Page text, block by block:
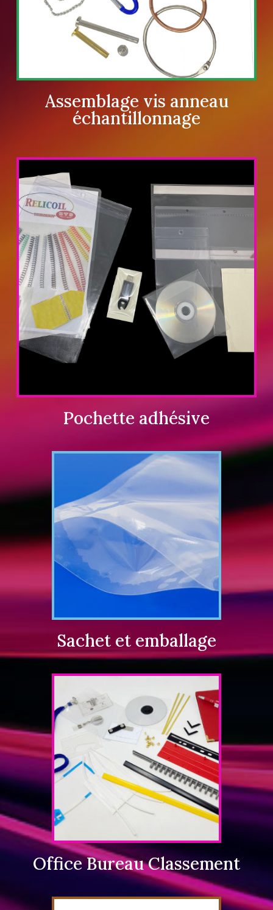
Assemblage vis anneau
échantillonnage
Pochette adhésive
Sachet et emballage
Office Bureau Classement